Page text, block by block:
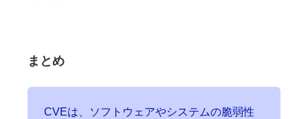
まとめ
CVEは、ソフトウェアやシステムの脆弱性